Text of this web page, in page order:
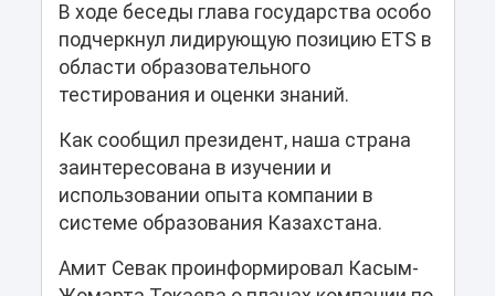
В ходе беседы глава государства особо
подчеркнул лидирующую позицию ETS в
области образовательного
тестирования и оценки знаний.
Как сообщил президент, наша страна
заинтересована в изучении и
использовании опыта компании в
системе образования Казахстана.
Амит Севак проинформировал Касым-